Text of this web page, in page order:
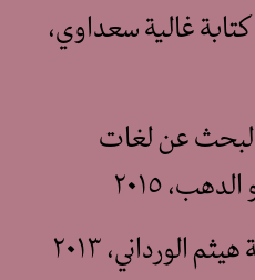
غالية سعداوي،
عن لغات
٢٠١٥
الورداني، ٢٠١٣